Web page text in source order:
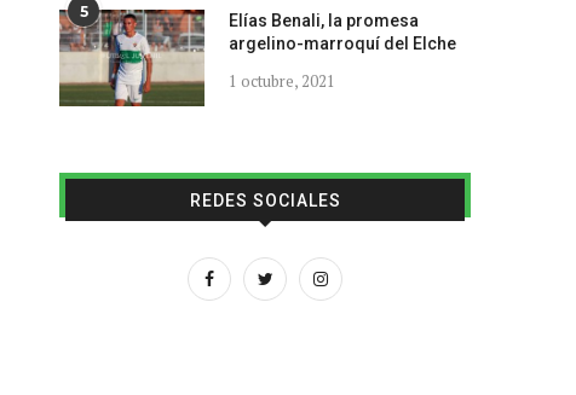
5
Elías Benali, la promesa
argelino-marroquí del Elche
1 octubre, 2021
REDES SOCIALES